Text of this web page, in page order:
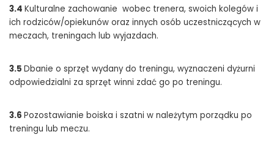
3.4 Kulturalne zachowanie wobec trenera, swoich kolegów i
ich rodziców/opiekunów oraz innych osób uczestniczących w
meczach, treningach lub wyjazdach.
3.5 Dbanie o sprzęt wydany do treningu, wyznaczeni dyżurni
odpowiedzialni za sprzęt winni zdać go po treningu.
3.6 Pozostawianie boiska i szatni w należytym porządku po
treningu lub meczu.